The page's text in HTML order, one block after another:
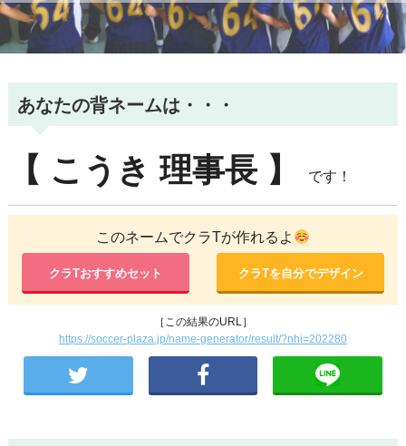
あなたの背ネームは・・・
【 こうき理事長 】 です！
このネームでクラTが作れるよ
クラTおすすめセット クラTを自分でデザイン
［この結果のURL］
https://soccer-plaza.jp/name-generator/result/?nhi=202280